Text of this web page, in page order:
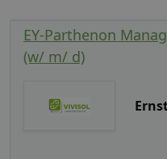
EY-Parthenon
(w/ m/ d)